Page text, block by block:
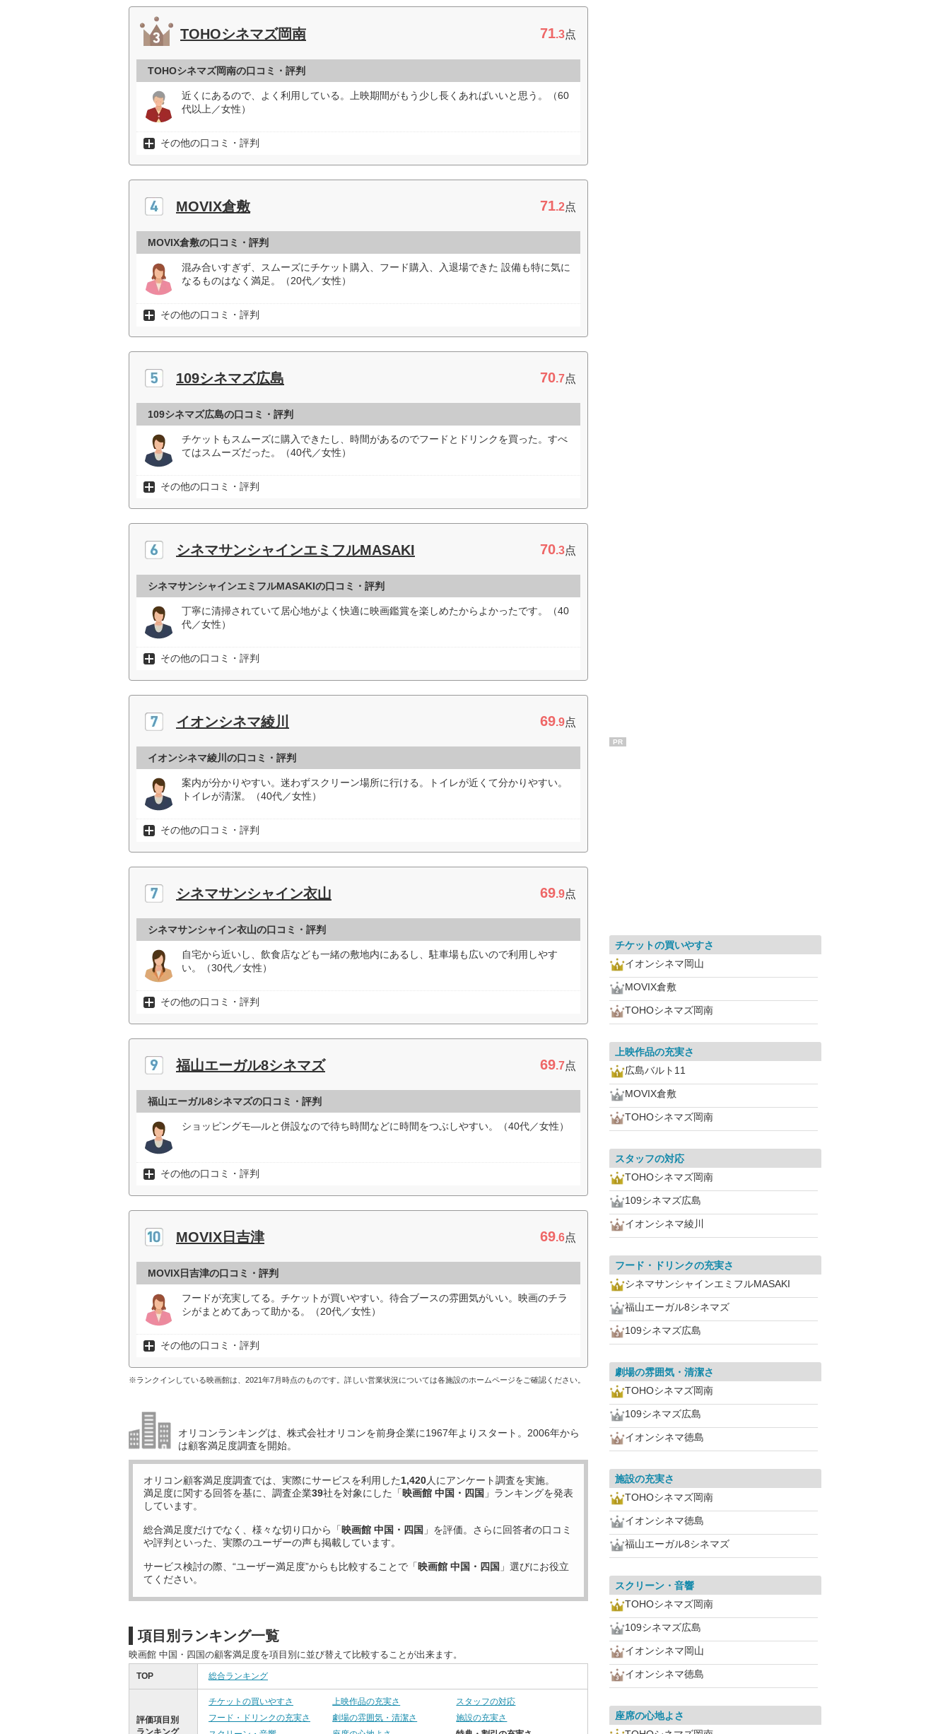
TOHOシネマズ岡南 71.3点
TOHOシネマズ岡南の口コミ・評判
近くにあるので、よく利用している。上映期間がもう少し長くあればいいと思う。（60
代以上／女性）
その他の口コミ・評判
MOVIX倉敷 71.2点
MOVIX倉敷の口コミ・評判
混み合いすぎず、スムーズにチケット購入、フード購入、入退場できた 設備も特に気に
なるものはなく満足。（20代／女性）
その他の口コミ・評判
109シネマズ広島 70.7点
109シネマズ広島の口コミ・評判
チケットもスムーズに購入できたし、時間があるのでフードとドリンクを買った。すべ
てはスムーズだった。（40代／女性）
その他の口コミ・評判
シネマサンシャインエミフルMASAKI 70.3点
シネマサンシャインエミフルMASAKIの口コミ・評判
丁寧に清掃されていて居心地がよく快適に映画鑑賞を楽しめたからよかったです。（40
代／女性）
その他の口コミ・評判
イオンシネマ綾川 69.9点
イオンシネマ綾川の口コミ・評判
案内が分かりやすい。迷わずスクリーン場所に行ける。トイレが近くて分かりやすい。
トイレが清潔。（40代／女性）
その他の口コミ・評判
シネマサンシャイン衣山 69.9点
シネマサンシャイン衣山の口コミ・評判
自宅から近いし、飲食店なども一緒の敷地内にあるし、駐車場も広いので利用しやす
い。（30代／女性）
その他の口コミ・評判
福山エーガル8シネマズ 69.7点
福山エーガル8シネマズの口コミ・評判
ショッピングモ―ルと併設なので待ち時間などに時間をつぶしやすい。（40代／女性）
その他の口コミ・評判
MOVIX日吉津 69.6点
MOVIX日吉津の口コミ・評判
フードが充実してる。チケットが買いやすい。待合ブースの雰囲気がいい。映画のチラ
シがまとめてあって助かる。（20代／女性）
その他の口コミ・評判
※ランクインしている映画館は、2021年7月時点のものです。詳しい営業状況については各施設のホームページをご確認ください。
オリコンランキングは、株式会社オリコンを前身企業に1967年よりスタート。2006年から
は顧客満足度調査を開始。
オリコン顧客満足度調査では、実際にサービスを利用した1,420人にアンケート調査を実施。
満足度に関する回答を基に、調査企業39社を対象にした「映画館 中国・四国 」ランキングを発表
しています。
総合満足度だけでなく、様々な切り口から「映画館 中国・四国 」を評価。さらに回答者の口コミ
や評判といった、実際のユーザーの声も掲載しています。
サービス検討の際、“ユーザー満足度”からも比較することで「映画館 中国・四国 」選びにお役立
てください。
項目別ランキング一覧
映画館 中国・四国の顧客満足度を項目別に並び替えて比較することが出来ます。
TOP 総合ランキング
評価項目別
ランキング
チケットの買いやすさ 上映作品の充実さ
スタッフの対応
フード・ドリンクの充実さ
劇場の雰囲気・清潔さ
施設の充実さ
PR
チケットの買いやすさ
イオンシネマ岡山
MOVIX倉敷
TOHOシネマズ岡南
上映作品の充実さ
広島バルト11
MOVIX倉敷
TOHOシネマズ岡南
スタッフの対応
TOHOシネマズ岡南
109シネマズ広島
イオンシネマ綾川
フード・ドリンクの充実さ
シネマサンシャインエミフルMASAKI
福山エーガル8シネマズ
109シネマズ広島
劇場の雰囲気・清潔さ
TOHOシネマズ岡南
109シネマズ広島
イオンシネマ徳島
施設の充実さ
TOHOシネマズ岡南
イオンシネマ徳島
福山エーガル8シネマズ
スクリーン・音響
TOHOシネマズ岡南
109シネマズ広島
イオンシネマ岡山
イオンシネマ徳島
座席の心地よさ